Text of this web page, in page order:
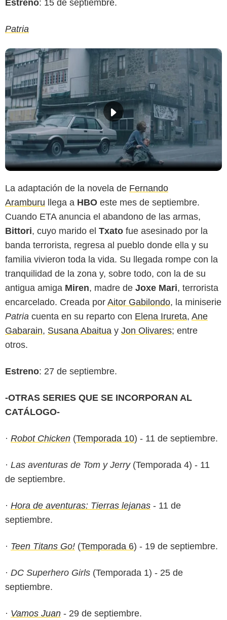
Estreno: 15 de septiembre.
Patria
La adaptación de la novela de Fernando
Aramburu llega a HBO este mes de septiembre.
Cuando ETA anuncia el abandono de las armas,
Bittori, cuyo marido el Txato fue asesinado por la
banda terrorista, regresa al pueblo donde ella y su
familia vivieron toda la vida. Su llegada rompe con la
tranquilidad de la zona y, sobre todo, con la de su
antigua amiga Miren, madre de Joxe Mari, terrorista
encarcelado. Creada por Aitor Gabilondo, la miniserie
Patria cuenta en su reparto con Elena Irureta, Ane
Gabarain, Susana Abaitua y Jon Olivares; entre
otros.
Estreno: 27 de septiembre.
-OTRAS SERIES QUE SE INCORPORAN AL
CATÁLOGO-
· Robot Chicken (Temporada 10) - 11 de septiembre.
· Las aventuras de Tom y Jerry(Temporada 4) - 11
de septiembre.
· Hora de aventuras: Tierras lejanas - 11 de
septiembre.
· Teen Titans Go! (Temporada 6) - 19 de septiembre.
· DC Superhero Girls (Temporada 1) - 25 de
septiembre.
· Vamos Juan - 29 de septiembre.